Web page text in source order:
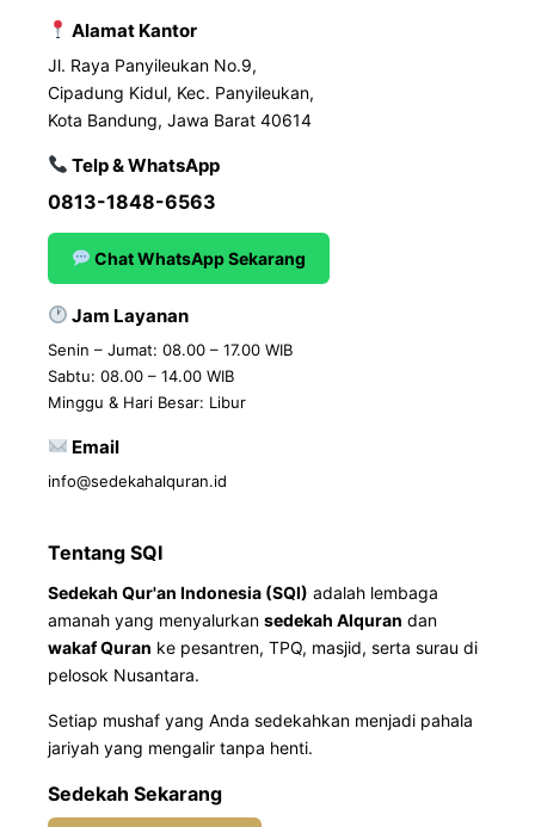
Alamat Kantor
Jl. Raya Panyileukan No.9,
Cipadung Kidul, Kec. Panyileukan,
Kota Bandung, Jawa Barat 40614
Telp & WhatsApp
0813-1848-6563
Chat WhatsApp Sekarang
Jam Layanan
Senin – Jumat: 08.00 – 17.00 WIB
Sabtu: 08.00 – 14.00 WIB
Minggu & Hari Besar: Libur
Email
info@sedekahalquran.id
Tentang SQI
Sedekah Qur'an Indonesia (SQI) adalah lembaga
amanah yang menyalurkan sedekah Alquran dan
wakaf Quran ke pesantren, TPQ, masjid, serta surau di
pelosok Nusantara.
Setiap mushaf yang Anda sedekahkan menjadi pahala
jariyah yang mengalir tanpa henti.
Sedekah Sekarang